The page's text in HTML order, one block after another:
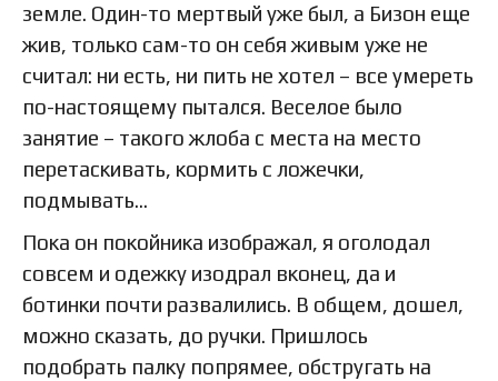
земле. Один-то мертвый уже был, а Бизон еще
жив, только сам-то он себя живым уже не
считал: ни есть, ни пить не хотел – все умереть
по-настоящему пытался. Веселое было
занятие – такого жлоба с места на место
перетаскивать, кормить с ложечки,
подмывать…
Пока он покойника изображал, я оголодал
совсем и одежку изодрал вконец, да и
ботинки почти развалились. В общем, дошел,
можно сказать, до ручки. Пришлось
подобрать палку попрямее, обстругать на